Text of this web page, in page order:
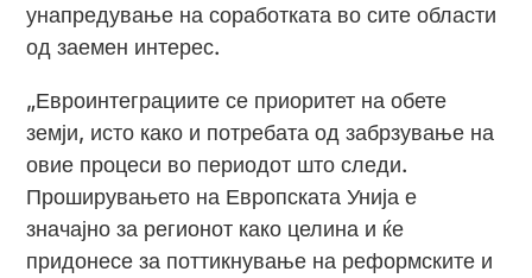
унапредување на соработката во сите области
од заемен интерес.
„Евроинтеграциите се приоритет на обете
земји, исто како и потребата од забрзување на
овие процеси во периодот што следи.
Проширувањето на Европската Унија е
значајно за регионот како целина и ќе
придонесе за поттикнување на реформските и